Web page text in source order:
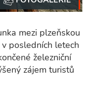
mezi plzeňskou
posledních letech
železniční
zájem turistů